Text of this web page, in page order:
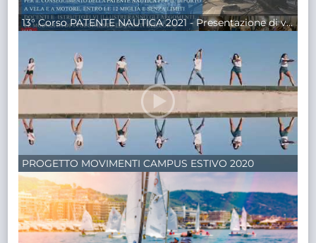
13° Corso PATENTE NAUTICA 2021 - Presentazione di venerdì 26 febbraio 2021
PROGETTO MOVIMENTI CAMPUS ESTIVO 2020